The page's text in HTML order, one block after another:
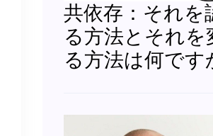
共依存：それを
る方法とそれを
る方法は何です